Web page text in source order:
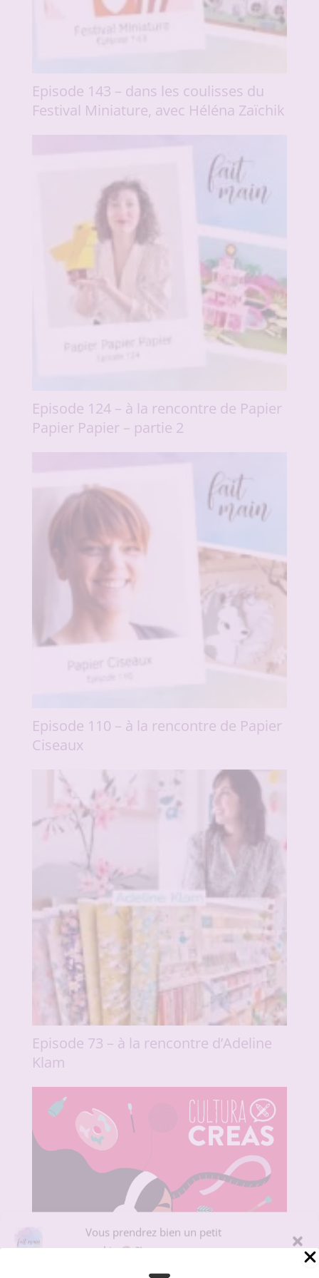
Vous prendrez bien un petit
cookie
?!
Episode 143 – dans les coulisses du
Festival Miniature, avec Héléna Zaïchik
Episode 124 – à la rencontre de Papier
Papier Papier – partie 2
Episode 110 – à la rencontre de Papier
Ciseaux
Episode 73 – à la rencontre d’Adeline
Klam